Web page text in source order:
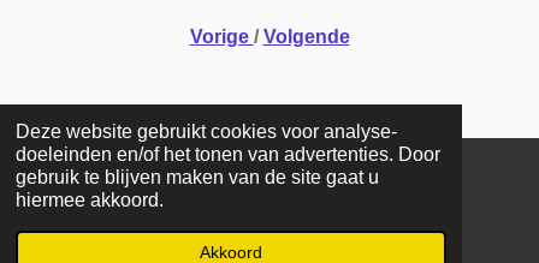
Deze website gebruikt cookies voor analyse-
doeleinden en/of het tonen van advertenties. Door
gebruik te blijven maken van de site gaat u
hiermee akkoord.
Akkoord
Vorige /Volgende
COPYRIGHT © 2025 Stichting De Stroom. Alle rechten
toestemming is verboden.